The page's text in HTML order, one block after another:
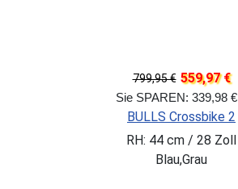
799,95 € 559,97 €
Sie SPAREN: 339,98 €
BULLS Crossbike 2
RH: 44 cm / 28 Zoll
Blau,Grau